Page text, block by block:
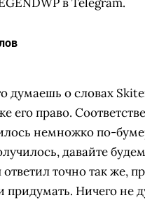
думаешь о словах
его право.
немножко по-
давайте
ответил точно так же,
придумать. Ничего не